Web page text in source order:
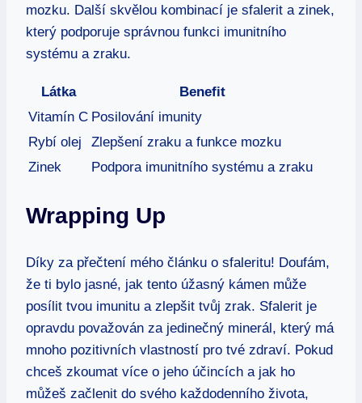
mozku. Další skvělou kombinací je sfalerit a zinek,
který podporuje správnou funkci imunitního
systému a zraku.
Látka
Benefit
Vitamín C Posilování imunity
Rybí olej
Zlepšení zraku a funkce mozku
Zinek
Podpora imunitního systému a zraku
Wrapping Up
Díky za přečtení mého článku o sfaleritu! Doufám,
že ti bylo jasné, jak tento úžasný kámen může
posílit tvou imunitu a zlepšit tvůj zrak. Sfalerit je
opravdu považován za jedinečný minerál, který má
mnoho pozitivních vlastností pro tvé zdraví. Pokud
chceš zkoumat více o jeho účincích a jak ho
můžeš začlenit do svého každodenního života,